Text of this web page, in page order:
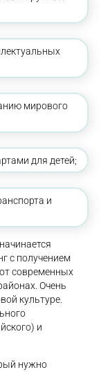
мирового
для детей;
и
с получением
современных
Очень
культуре.
и
нужно